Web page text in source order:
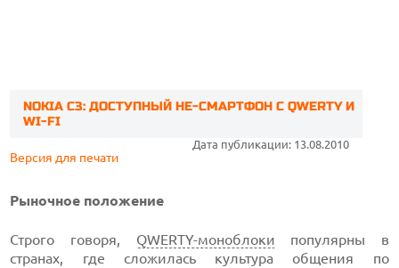
NOKIA C3: ДОСТУПНЫЙ НЕ-СМАРТФОН С QWERTY И
WI-FI
Дата публикации: 13.08.2010
Версия для печати
Рыночное положение
Строго говоря, QWERTY-моноблоки популярны в
странах, где сложилась культура общения по